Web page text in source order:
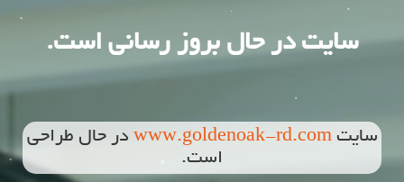
سایت در حال بروز رسانی است.
سایتwww.goldenoak-rd.com در حال طراحی
است.